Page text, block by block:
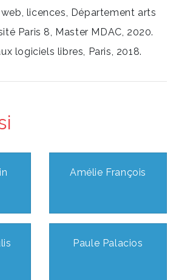
licences, Département arts
Paris 8, Master MDAC, 2020.
logiciels libres, Paris, 2018.
Amélie François
Paule Palacios